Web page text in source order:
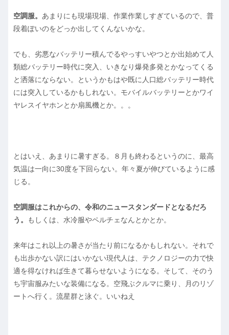
空調服。 あまりにも現場現場、作業作業しすぎているので、普
段着ぽいのをどっか出してくんないかな。
でも、劣悪なバッテリー積んでるやっすいやつとか出始めて人
類総バッテリー時代に突入、いきなり爆発多発とかなってくる
と洒落にならない。というかもはや既に人口総バッテリー時代
には突入しているかもしれない。モバイルバッテリーとかワイ
ヤレスイヤホンとか扇風機とか。。。
とはいえ、あまりに暑すぎる。８月も終わるというのに、最高
気温は一向に30度を下回らない。年々夏が伸びているように感
じる。
空調服はこれからの、令和のニュースタンダードとなるだろ
う。
もしくは、水冷服やペルチェなんとかとか。
来年はこれ以上の暑さが当たり前になるかもしれない。それで
も出歩かない訳にはいかない現代人は、テクノロジーの力で快
適を得なければ生きて暮らせないようになる。そして、そのう
ち宇宙服みたいな装備になる。空飛ぶクルマに乗り、月のリゾ
ートへ行く。流星群と泳ぐ。いいねえ